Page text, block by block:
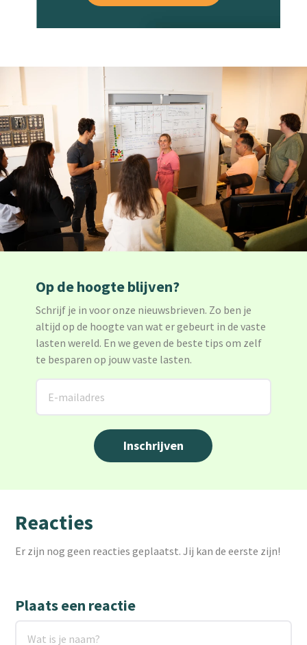
Op de hoogte blijven?
Schrijf je in voor onze nieuwsbrieven. Zo ben je
altijd op de hoogte van wat er gebeurt in de vaste
lasten wereld. En we geven de beste tips om zelf
te besparen op jouw vaste lasten.
Reacties
Er zijn nog geen reacties geplaatst. Jij kan de eerste zijn!
Plaats een reactie